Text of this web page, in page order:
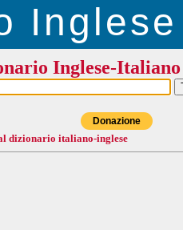
Inglese
Inglese-Italiano
Donazione
dizionario italiano-inglese